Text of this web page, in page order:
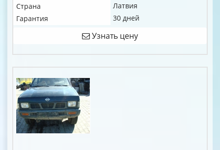
Страна
Латвия
Гарантия
30 дней
Узнать цену